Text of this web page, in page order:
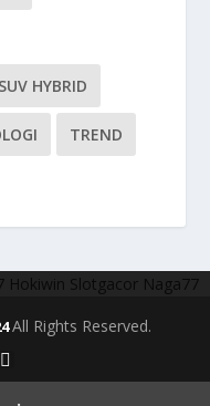
SUV HYBRID
TREND
Hokiwin Slotgacor Naga77
All Rights Reserved.